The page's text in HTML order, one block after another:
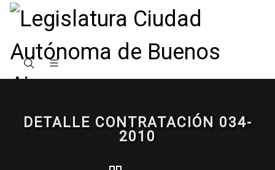
DETALLE CONTRATACIÓN 034-
2010